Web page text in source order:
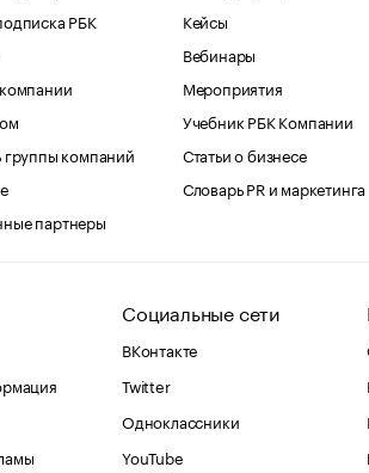
РБК
группы компаний
партнеры
Кейсы
Вебинары
Мероприятия
Учебник РБК Компании
Статьи о бизнесе
Словарь PR и маркетинга
Социальные сети
ВКонтакте
Twitter
Одноклассники
YouTube